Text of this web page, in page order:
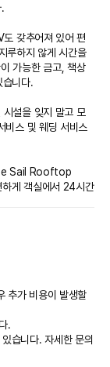
갖추어져 있어 편
루하지 않게 시간을
가능한 금고, 책상
습니다.
설을 잊지 말고 모
비스 및 웨딩 서비스
Sail Rooftop
게 객실에서 24시간
다. LOCALIZE
크아웃, 드라이클리
크기의 공간이 마련
니다.
추가 비용이 발생할
.
습니다. 자세한 문의